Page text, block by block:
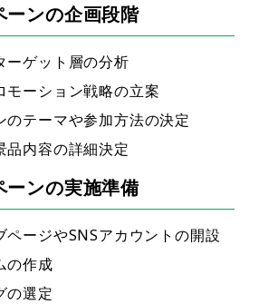
ーンの企画段階
ーゲット層の分析
モーション戦略の立案
のテーマや参加方法の決定
品内容の詳細決定
ーンの実施準備
ページやSNSアカウントの開設
の作成
の選定